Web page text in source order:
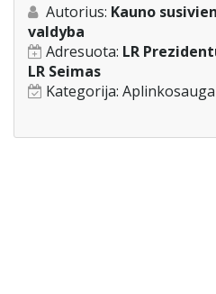
Autorius: Kauno
valdyba
Adresuota: LR
LR Seimas
Kategorija: Aplinkosauga